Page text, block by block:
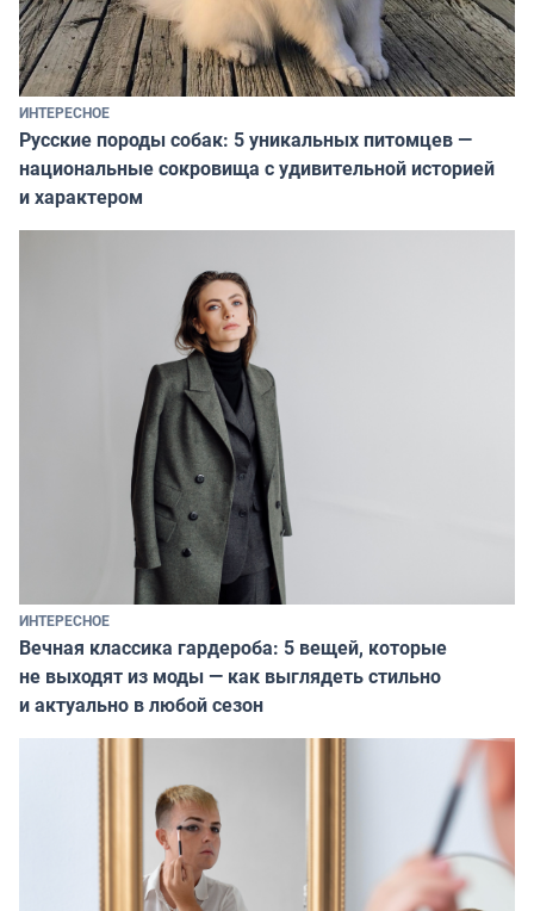
ИНТЕРЕСНОЕ
Русские породы собак: 5 уникальных питомцев —
национальные сокровища с удивительной историей
и характером
ИНТЕРЕСНОЕ
Вечная классика гардероба: 5 вещей, которые
не выходят из моды — как выглядеть стильно
и актуально в любой сезон